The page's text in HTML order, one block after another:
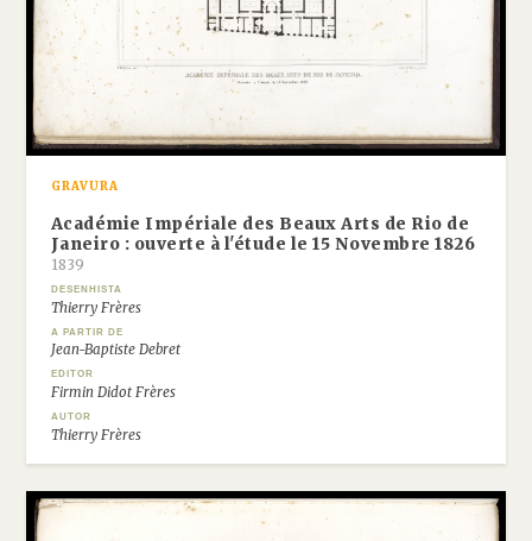
GRAVURA
Académie Impériale des Beaux Arts de Rio de
Janeiro : ouverte à l'étude le 15 Novembre 1826
1839
DESENHISTA
Thierry Frères
A PARTIR DE
Jean-Baptiste Debret
EDITOR
Firmin Didot Frères
AUTOR
Thierry Frères